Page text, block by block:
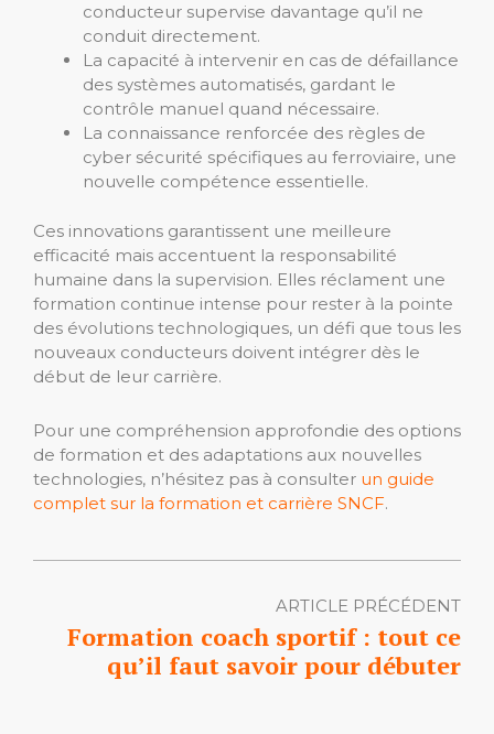
conducteur supervise davantage qu’il ne
conduit directement.
La capacité à intervenir en cas de défaillance
des systèmes automatisés, gardant le
contrôle manuel quand nécessaire.
La connaissance renforcée des règles de
cyber sécurité spécifiques au ferroviaire, une
nouvelle compétence essentielle.
Ces innovations garantissent une meilleure
efficacité mais accentuent la responsabilité
humaine dans la supervision. Elles réclament une
formation continue intense pour rester à la pointe
des évolutions technologiques, un défi que tous les
nouveaux conducteurs doivent intégrer dès le
début de leur carrière.
Pour une compréhension approfondie des options
de formation et des adaptations aux nouvelles
technologies, n’hésitez pas à consulter un guide
complet sur la formation et carrière SNCF.
ARTICLE PRÉCÉDENT
Formation coach sportif : tout ce
qu’il faut savoir pour débuter